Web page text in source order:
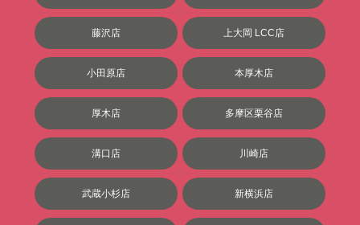
藤沢店 上大岡 LCC店
小田原店 本厚木店
厚木店 多摩区栗谷店
溝口店 川崎店
武蔵小杉店 新横浜店